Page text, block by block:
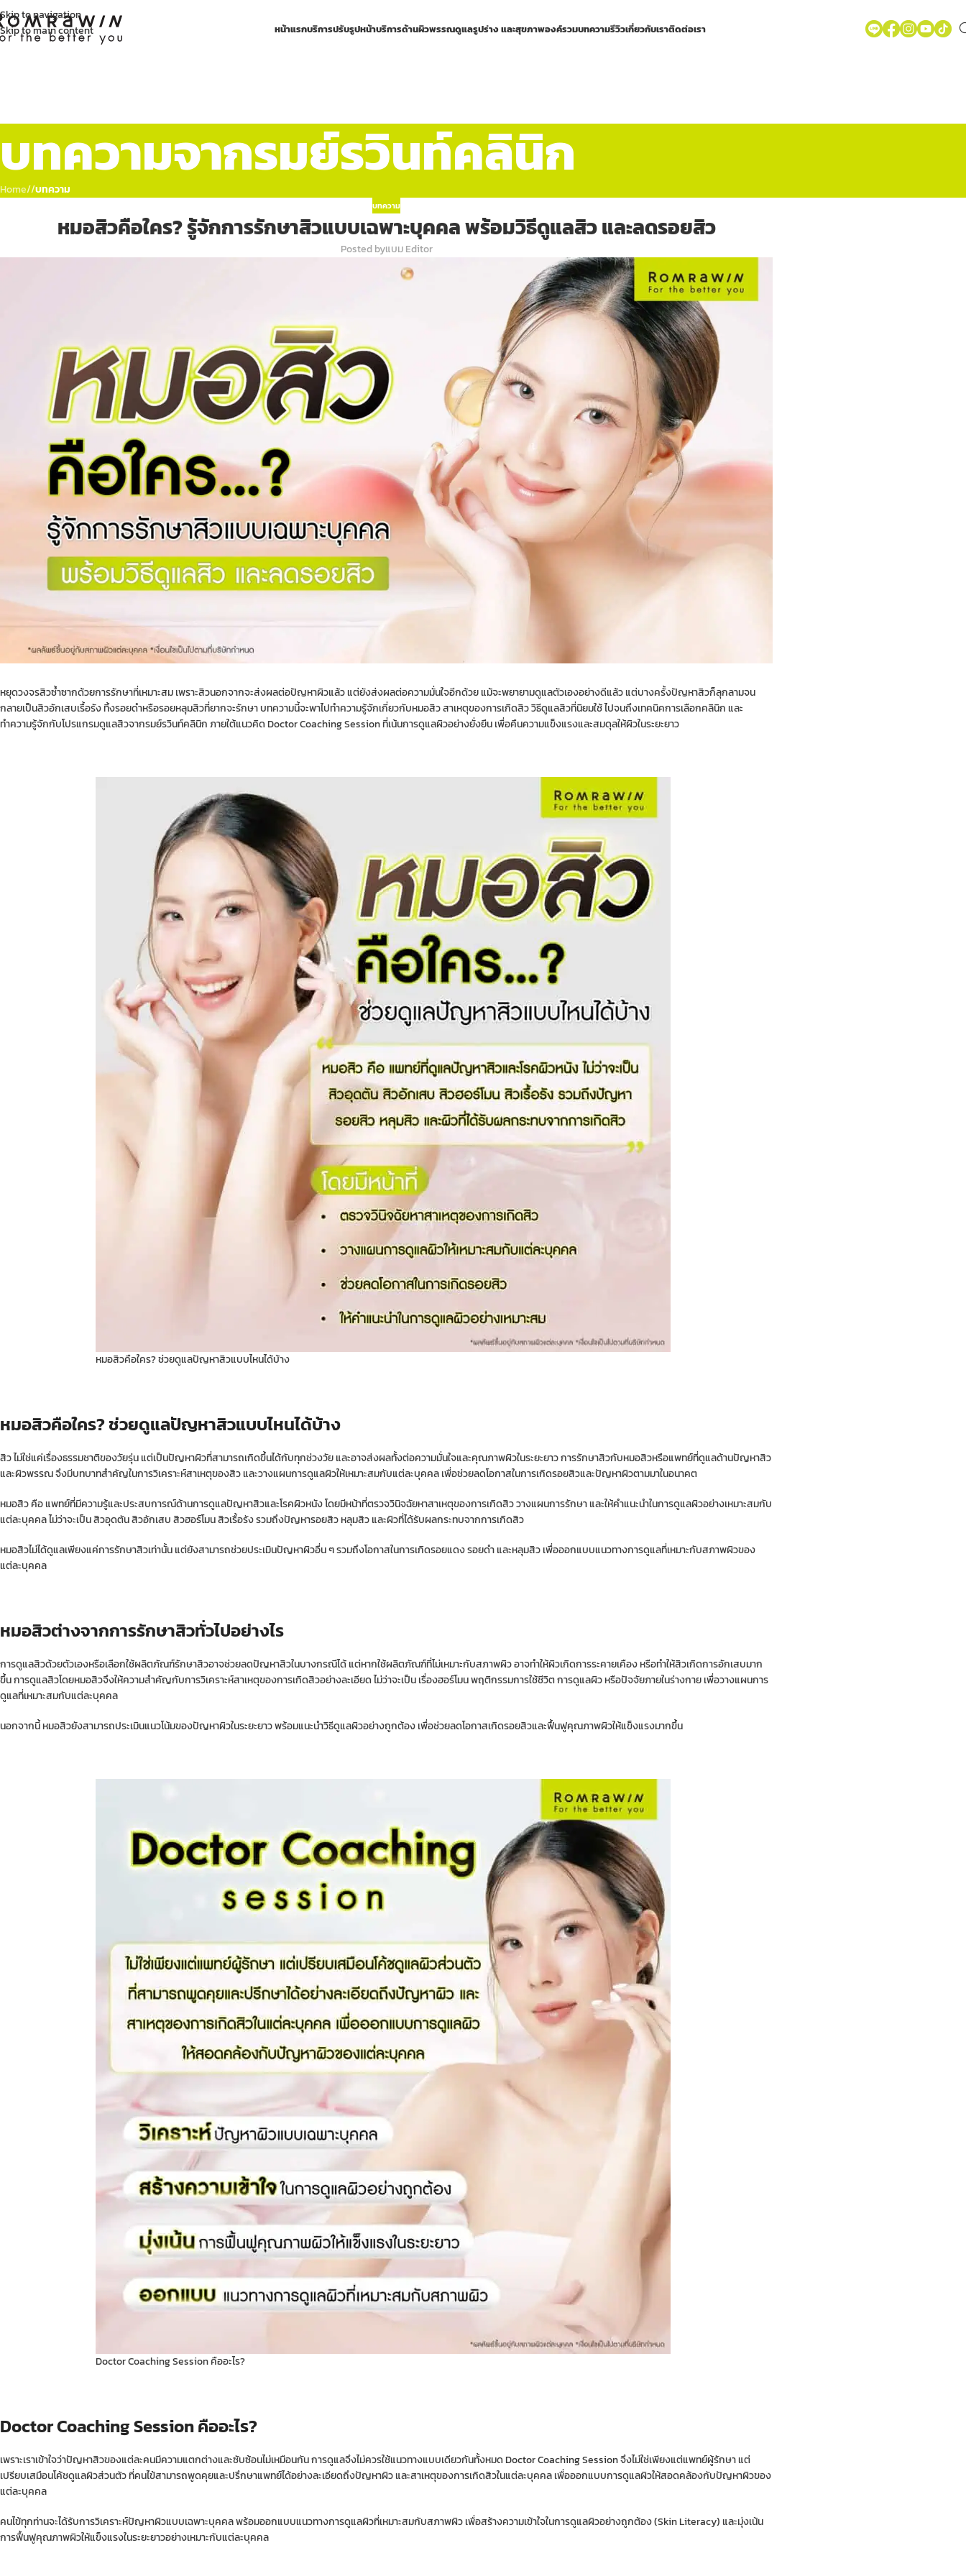
Skip to navigation
Skip to main content
หน้าแรกบริการปรับรูปหน้าบริการด้านผิวพรรณดูแลรูปร่าง และสุขภาพองค์รวมบทความรีวิวเกี่ยวกับเราติดต่อเรา
บทความจากรมย์รวินท์คลินิก
Home/ บทความ
บทความ
หมอสิวคือใคร? รู้จักการรักษาสิวแบบเฉพาะบุคคล พร้อมวิธีดูแลสิว และลดรอยสิว
Posted byแบม Editor
หยุดวงจรสิวซ้ำซากด้วยการรักษาที่เหมาะสม เพราะสิวนอกจากจะส่งผลต่อปัญหาผิวแล้ว แต่ยังส่งผลต่อความมั่นใจอีกด้วย แม้จะพยายามดูแลตัวเองอย่างดีแล้ว แต่บางครั้งปัญหาสิวก็ลุกลามจน
กลายเป็นสิวอักเสบเรื้อรัง ทิ้งรอยดำหรือรอยหลุมสิวที่ยากจะรักษา บทความนี้จะพาไปทำความรู้จักเกี่ยวกับหมอสิว สาเหตุของการเกิดสิว วิธีดูแลสิวที่นิยมใช้ ไปจนถึงเทคนิคการเลือกคลินิก และ
ทำความรู้จักกับโปรแกรมดูแลสิวจากรมย์รวินท์คลินิก ภายใต้แนวคิด Doctor Coaching Session ที่เน้นการดูแลผิวอย่างยั่งยืน เพื่อคืนความแข็งแรงและสมดุลให้ผิวในระยะยาว
หมอสิวคือใคร? ช่วยดูแลปัญหาสิวแบบไหนได้บ้าง
หมอสิวคือใคร? ช่วยดูแลปัญหาสิวแบบไหนได้บ้าง
สิว ไม่ใช่แค่เรื่องธรรมชาติของวัยรุ่น แต่เป็นปัญหาผิวที่สามารถเกิดขึ้นได้กับทุกช่วงวัย และอาจส่งผลทั้งต่อความมั่นใจและคุณภาพผิวในระยะยาว การรักษาสิวกับหมอสิวหรือแพทย์ที่ดูแลด้านปัญหาสิว
และผิวพรรณ จึงมีบทบาทสำคัญในการวิเคราะห์สาเหตุของสิว และวางแผนการดูแลผิวให้เหมาะสมกับแต่ละบุคคล เพื่อช่วยลดโอกาสในการเกิดรอยสิวและปัญหาผิวตามมาในอนาคต
หมอสิว คือ แพทย์ที่มีความรู้และประสบการณ์ด้านการดูแลปัญหาสิวและโรคผิวหนัง โดยมีหน้าที่ตรวจวินิจฉัยหาสาเหตุของการเกิดสิว วางแผนการรักษา และให้คำแนะนำในการดูแลผิวอย่างเหมาะสมกับ
แต่ละบุคคล ไม่ว่าจะเป็น สิวอุดตัน สิวอักเสบ สิวฮอร์โมน สิวเรื้อรัง รวมถึงปัญหารอยสิว หลุมสิว และผิวที่ได้รับผลกระทบจากการเกิดสิว
หมอสิวไม่ได้ดูแลเพียงแค่การรักษาสิวเท่านั้น แต่ยังสามารถช่วยประเมินปัญหาผิวอื่น ๆ รวมถึงโอกาสในการเกิดรอยแดง รอยดำ และหลุมสิว เพื่อออกแบบแนวทางการดูแลที่เหมาะกับสภาพผิวของ
แต่ละบุคคล
หมอสิวต่างจากการรักษาสิวทั่วไปอย่างไร
การดูแลสิวด้วยตัวเองหรือเลือกใช้ผลิตภัณฑ์รักษาสิวอาจช่วยลดปัญหาสิวในบางกรณีได้ แต่หากใช้ผลิตภัณฑ์ที่ไม่เหมาะกับสภาพผิว อาจทำให้ผิวเกิดการระคายเคือง หรือทำให้สิวเกิดการอักเสบมาก
ขึ้น การดูแลสิวโดยหมอสิวจึงให้ความสำคัญกับการวิเคราะห์สาเหตุของการเกิดสิวอย่างละเอียด ไม่ว่าจะเป็น เรื่องฮอร์โมน พฤติกรรมการใช้ชีวิต การดูแลผิว หรือปัจจัยภายในร่างกาย เพื่อวางแผนการ
ดูแลที่เหมาะสมกับแต่ละบุคคล
นอกจากนี้ หมอสิวยังสามารถประเมินแนวโน้มของปัญหาผิวในระยะยาว พร้อมแนะนำวิธีดูแลผิวอย่างถูกต้อง เพื่อช่วยลดโอกาสเกิดรอยสิวและฟื้นฟูคุณภาพผิวให้แข็งแรงมากขึ้น
Doctor Coaching Session คืออะไร?
Doctor Coaching Session คืออะไร?
เพราะเราเข้าใจว่าปัญหาสิวของแต่ละคนมีความแตกต่างและซับซ้อนไม่เหมือนกัน การดูแลจึงไม่ควรใช้แนวทางแบบเดียวกันทั้งหมดDoctor Coaching Sessionจึงไม่ใช่เพียงแต่แพทย์ผู้รักษา แต่
เปรียบเสมือนโค้ชดูแลผิวส่วนตัว ที่คนไข้สามารถพูดคุยและปรึกษาแพทย์ได้อย่างละเอียดถึงปัญหาผิว และสาเหตุของการเกิดสิวในแต่ละบุคคล เพื่อออกแบบการดูแลผิวให้สอดคล้องกับปัญหาผิวของ
แต่ละบุคคล
คนไข้ทุกท่านจะได้รับการวิเคราะห์ปัญหาผิวแบบเฉพาะบุคคล พร้อมออกแบบแนวทางการดูแลผิวที่เหมาะสมกับสภาพผิว เพื่อสร้างความเข้าใจในการดูแลผิวอย่างถูกต้อง (Skin Literacy) และมุ่งเน้น
การฟื้นฟูคุณภาพผิวให้แข็งแรงในระยะยาวอย่างเหมาะกับแต่ละบุคคล